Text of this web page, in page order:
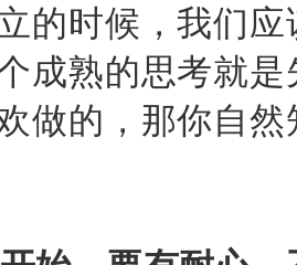
的时候，我们应
成熟的思考就是
做的，那你自然